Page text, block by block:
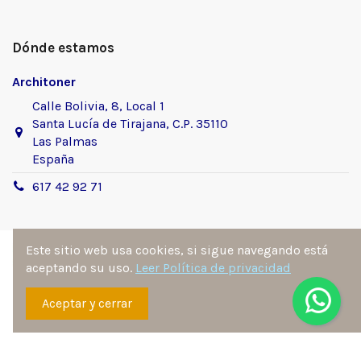
Dónde estamos
Architoner
Calle Bolivia, 8, Local 1
Santa Lucía de Tirajana, C.P. 35110
Las Palmas
España
617 42 92 71
Sitio desarrollado y diseñado por
Ángel Manuel
Fernández González . Todos los derechos reservados por
architoner.com
Este sitio web usa cookies, si sigue navegando está
aceptando su uso. Leer Política de privacidad
Aceptar y cerrar